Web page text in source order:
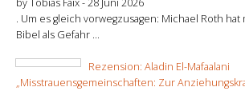
by Tobias Faix -28 Juni 2026
. Um es gleich vorwegzusagen: Michael Roth
Bibel als Gefahr ...
Rezension: Aladin El-Mafaalani
„Misstrauensgemeinschaften: Zur